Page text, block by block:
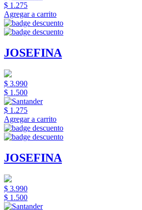
$ 1.275
Agregar a carrito
JOSEFINA
$ 3.990
$ 1.500
$ 1.275
Agregar a carrito
JOSEFINA
$ 3.990
$ 1.500